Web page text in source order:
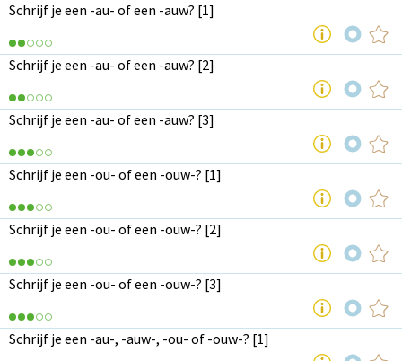
Schrijf je een -au- of een -auw? [1]
Schrijf je een -au- of een -auw? [2]
Schrijf je een -au- of een -auw? [3]
Schrijf je een -ou- of een -ouw-? [1]
Schrijf je een -ou- of een -ouw-? [2]
Schrijf je een -ou- of een -ouw-? [3]
Schrijf je een -au-, -auw-, -ou- of -ouw-? [1]